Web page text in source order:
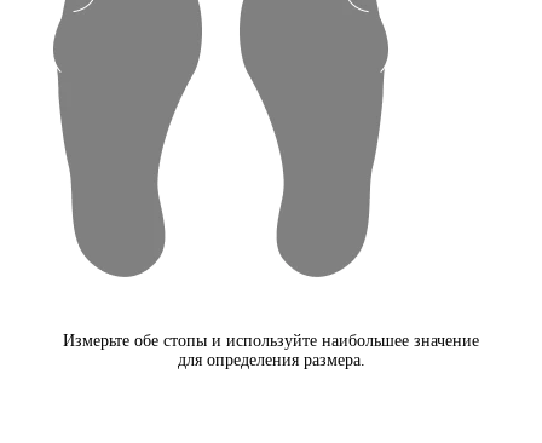
Измерьте обе стопы и используйте наибольшее значение
для определения размера.